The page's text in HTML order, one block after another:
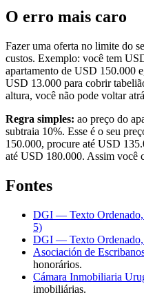
O erro mais caro
Fazer uma oferta no limite do
custos. Exemplo: você tem
apartamento de USD 150.000
USD 13.000 para cobrir
altura, você não pode voltar
Regra simples: ao preço do
subtraia 10%. Esse é o seu
150.000, procure até USD
até USD 180.000. Assim você
Fontes
DGI — Texto Ordenado,
5)
DGI — Texto
Asociación de
honorários.
Cámara Inmobiliaria
imobiliárias.